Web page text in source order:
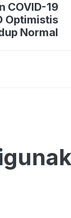
COVID-19
Optimistis
Normal